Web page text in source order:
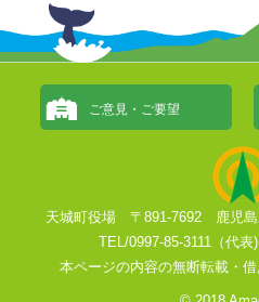
ご意見・ご要望
天城町役場 〒891-7692 鹿児島
TEL/0997-85-3111（代表
本ページの内容の無断転載・借